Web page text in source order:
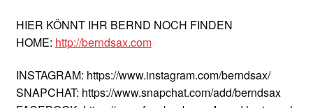
HIER KÖNNT IHR BERND NOCH FINDEN
HOME: http://berndsax.com
INSTAGRAM: https://www.instagram.com/berndsax/
SNAPCHAT: https://www.snapchat.com/add/berndsax